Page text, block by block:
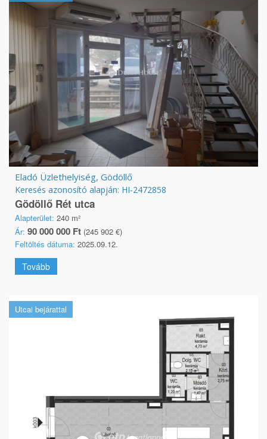
Eladó Üzlethelyiség, Gödöllő
Keresés azonosító alapján: HI-2472858
Gödöllő Rét utca
Alapterület: 240 m²
Ár: 90 000 000 Ft (245 902 €)
Feltöltés dátuma: 2025.09.12.
Tovább
Utcai bejárattal